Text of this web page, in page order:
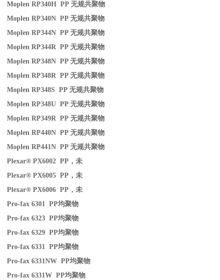
Moplen RP340H PP无规共聚物
Moplen RP340N PP无规共聚物
Moplen RP344N PP无规共聚物
Moplen RP344R PP无规共聚物
Moplen RP348N PP无规共聚物
Moplen RP348R PP无规共聚物
Moplen RP348S PP无规共聚物
Moplen RP348U PP无规共聚物
Moplen RP349R PP无规共聚物
Moplen RP440N PP无规共聚物
Moplen RP441N PP无规共聚物
Plexar® PX6002 PP ，未
Plexar® PX6005 PP ，未
Plexar® PX6006 PP ，未
Pro-fax 6301 PP均聚物
Pro-fax 6323 PP均聚物
Pro-fax 6329 PP均聚物
Pro-fax 6331 PP均聚物
Pro-fax 6331NW PP均聚物
Pro-fax 6331W PP均聚物